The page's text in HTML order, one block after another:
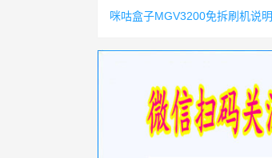
咪咕盒子MGV3200免拆刷机说明